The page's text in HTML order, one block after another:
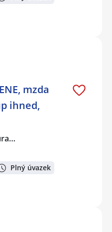
mzda
ihned,
Plný úvazek